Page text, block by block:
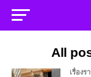
All
เรื่องร